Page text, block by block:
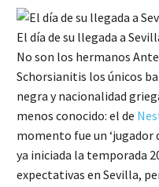
El día de su llegada a
No son los hermanos
Schorsianitis los únicos
negra y nacionalidad
menos conocido: el de
momento fue un ‘jugador
ya iniciada la temporada
expectativas en Sevilla,